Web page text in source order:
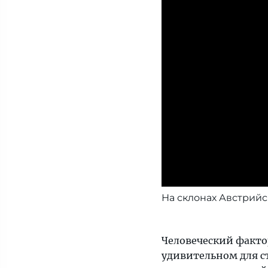
На склонах
Человеческий
удивительном для